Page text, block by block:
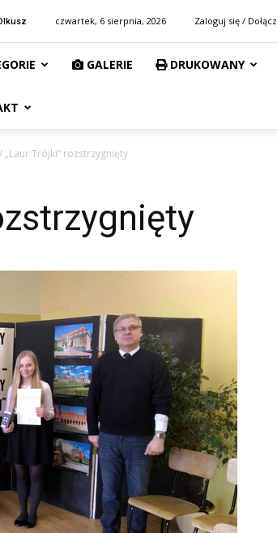
czwartek, 6 sierpnia, 2026 Zaloguj się / Dołącz
GALERIE DRUKOWANY
„Laur Trójki” rozstrzygnięty